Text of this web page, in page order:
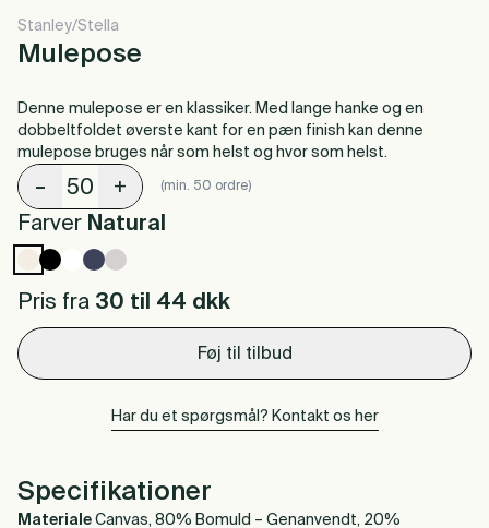
Stanley/Stella
Mulepose
Denne mulepose er en klassiker. Med lange hanke og en
dobbeltfoldet øverste kant for en pæn finish kan denne
mulepose bruges når som helst og hvor som helst.
- + (min. 50 ordre)
Farver Natural
Pris fra 30 til 44 dkk
Føj til tilbud
Har du et spørgsmål? Kontakt os her
Specifikationer
Materiale Canvas, 80% Bomuld – Genanvendt, 20%